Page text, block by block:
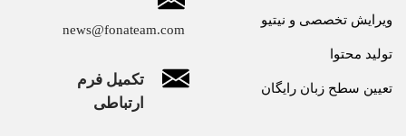
ویرایش تخصصی و نیتیو
تولید محتوا
تعیین سطح زبان رایگان
news@fonateam.com
تکمیل فرم
ارتباطی